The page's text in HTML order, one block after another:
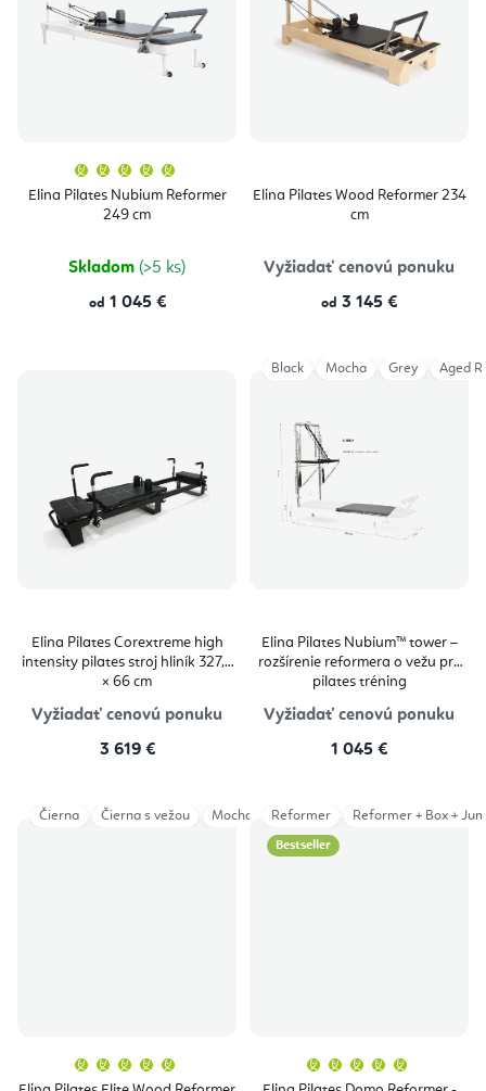
Elina Pilates Nubium Reformer
249 cm
produktu
je
hviezdičiek.
Skladom (>5 ks)
od 1 045 €
Elina Pilates Wood Reformer 234
cm
Vyžiadať cenovú ponuku
od 3 145 €
Elina Pilates Corextreme high
intensity pilates stroj hliník 327,7
× 66 cm
Vyžiadať cenovú ponuku
3 619 €
Elina Pilates Nubium™ tower –
rozšírenie reformera o vežu pre
pilates tréning
Vyžiadať cenovú ponuku
1 045 €
Black Mocha Grey Aged
produktu
Čierna Čierna s vežou Mocha Šedá Šedá s vežou Ivory
Bestseller
produktu
Reformer Reformer + Box +